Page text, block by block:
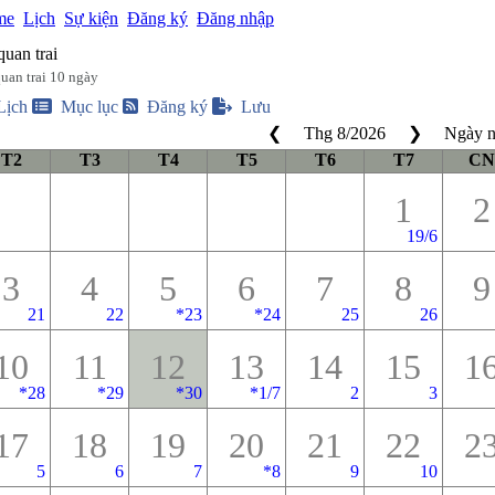
Lịch Sự kiện Đăng ký Đăng nhập
trai
trai 10 ngày
Mục lục Đăng ký
Lưu
❮
Thg 8/2026 ❯
Ngày
T2
T3 T4 T5 T6 T7 CN
1
19/6
2
3
21
4
22
5
*23
6
*24
7
25
8
26
9
*28
11
*29
12
*30
13
*1/7
14
2
15
3
5
18
6
19
7
20
*8
21
9
22
10